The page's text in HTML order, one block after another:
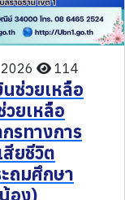
114
ช่วยเหลือ
วยเหลือ
รทางการ
ยชีวิต
ถมศึกษา
อง)